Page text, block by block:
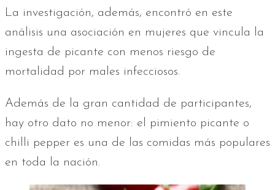
La investigación, además, encontró en este
análisis una asociación en mujeres que vincula la
ingesta de picante con menos riesgo de
mortalidad por males infecciosos.
Además de la gran cantidad de participantes,
hay otro dato no menor: el pimiento picante o
chilli pepper es una de las comidas más populares
en toda la nación.